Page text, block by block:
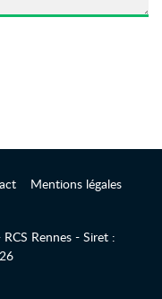
Mentions légales
Rennes - Siret :